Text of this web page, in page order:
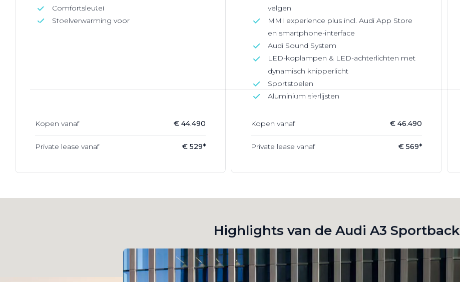
Elektrisch rijden
Verhuur
Comfortsleutel
Stoelverwarming voor
Kopen vanaf € 44.490
Private lease vanaf € 529*
velgen
MMI experience plus incl. Audi App Store
en smartphone-interface
Audi Sound System
LED-koplampen & LED-achterlichten met
dynamisch knipperlicht
Sportstoelen
Aluminium sierlijsten
Kopen vanaf € 46.490
Private lease vanaf € 569*
Highlights van de Audi A3 Sportback